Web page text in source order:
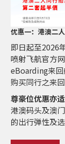
优惠一：港澳二
即日起至2026
喷射飞航官方
eBoarding来
购买同行之来
尊豪位优惠亦
港澳码头及澳
的出行弹性及选